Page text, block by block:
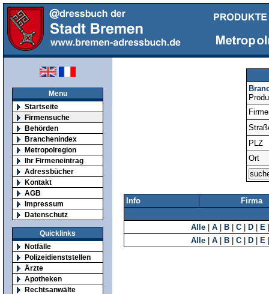
Menu
Startseite
Firmensuche
Behörden
Branchenindex
Metropolregion
Ihr Firmeneintrag
Adressbücher
Kontakt
AGB
Impressum
Datenschutz
Quicklinks
Notfälle
Polizeidienststellen
Ärzte
Apotheken
Rechtsanwälte
PLZ
Ort
Info Firma
Alle A B C D E
Alle
A B C D E